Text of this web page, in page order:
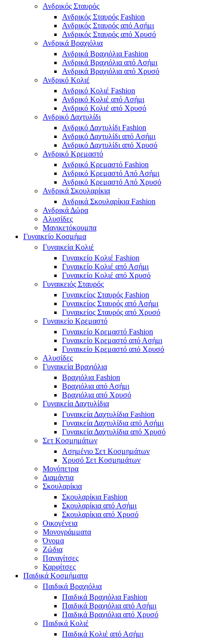
Ανδρικός Σταυρός
Ανδρικός Σταυρός Fashion
Ανδρικός Σταυρός από Ασήμι
Ανδρικός Σταυρός από Χρυσό
Ανδρικά Βραχιόλια
Ανδρικά Βραχιόλια Fashion
Ανδρικά Βραχιόλια από Ασήμι
Ανδρικά Βραχιόλια από Χρυσό
Ανδρικό Κολιέ
Ανδρικό Κολιέ Fashion
Ανδρικό Κολιέ από Ασήμι
Ανδρικό Κολιέ από Χρυσό
Ανδρικό Δαχτυλίδι
Ανδρικό Δαχτυλίδι Fashion
Ανδρικό Δαχτυλίδι από Ασήμι
Ανδρικό Δαχτυλίδι από Χρυσό
Ανδρικό Κρεμαστό
Ανδρικό Κρεμαστό Fashion
Ανδρικό Κρεμαστό Από Ασήμι
Ανδρικό Κρεμαστό Από Χρυσό
Ανδρικά Σκουλαρίκια
Ανδρικά Σκουλαρίκια Fashion
Ανδρικά Δώρα
Αλυσίδες
Μανικετόκουμπα
Γυναικείο Κοσμήμα
Γυναικεία Κολιέ
Γυναικείο Κολιέ Fashion
Γυναικείο Κολιέ από Ασήμι
Γυναικείο Κολιέ από Χρυσό
Γυναικειός Σταυρός
Γυναικείος Σταυρός Fashion
Γυναικείος Σταυρός από Ασήμι
Γυναικείος Σταυρός από Χρυσό
Γυναικείο Κρεμαστό
Γυναικείο Κρεμαστό Fashion
Γυναικείο Κρεμαστό από Ασήμι
Γυναικείο Κρεμαστό από Χρυσό
Αλυσίδες
Γυναικεία Βραχιόλια
Βραχιόλια Fashion
Βραχιόλια από Ασήμι
Βραχιόλια από Χρυσό
Γυναικεία Δαχτυλίδια
Γυναικεία Δαχτυλίδια Fashion
Γυναικεία Δαχτυλίδια από Ασήμι
Γυναικεία Δαχτυλίδια από Χρυσό
Σετ Κοσμημάτων
Ασημένιο Σετ Κοσμημάτων
Χρυσό Σετ Κοσμημάτων
Μονόπετρα
Διαμάντια
Σκουλαρίκια
Σκουλαρίκια Fashion
Σκουλαρίκια από Ασήμι
Σκουλαρίκια από Χρυσό
Οικογένεια
Μονογράμματα
Όνομα
Ζώδια
Παναγίτσες
Καρφίτσες
Παιδικά Κοσμήματα
Παιδικά Βραχιόλια
Παιδικά Βραχιόλια Fashion
Παιδικά Βραχιόλια από Ασήμι
Παιδικά Βραχιόλια από Χρυσό
Παιδικά Κολιέ
Παιδικά Κολιέ από Ασήμι